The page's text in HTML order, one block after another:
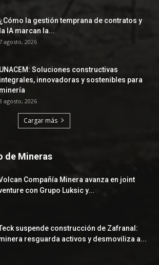
¿Cómo la gestión temprana de contratos y
la IA marcan la...
agosto, 2026
UNACEM: Soluciones constructivas
integrales, innovadoras y sostenibles para
minería
agosto, 2026
Cargar más
de Mineras
Compañía Minera avanza en joint
con Grupo Luksic y...
suspende construcción de Zafranal:
resguarda activos y desmoviliza a...